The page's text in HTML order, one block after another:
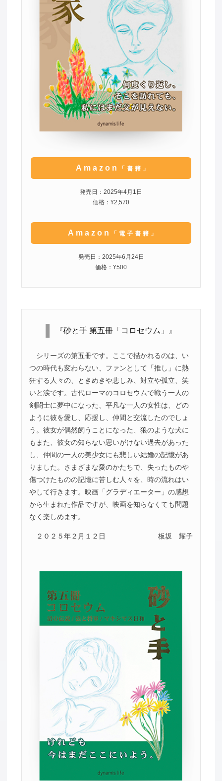
Amazon 「書籍」
発売日：2025年4月1日
価格：¥2,570
Amazon 「電子書籍」
発売日：2025年6月24日
価格：¥500
『砂と手 第五冊「コロセウム」』
シリーズの第五冊です。ここで描かれるのは、い
つの時代も変わらない、ファンとして「推し」に熱
狂する人々の、ときめきや悲しみ、対立や孤立、笑
いと涙です。古代ローマのコロセウムで戦う一人の
剣闘士に夢中になった、平凡な一人の女性は、どの
ように彼を愛し、応援し、仲間と交流したのでしょ
う。彼女が偶然飼うことになった、狼のような犬に
もまた、彼女の知らない思いがけない過去があった
し、仲間の一人の美少女にも悲しい結婚の記憶があ
りました。さまざまな愛のかたちで、失ったものや
傷つけたものの記憶に苦しむ人々を、時の流れはい
やして行きます。映画「グラディエーター」の感想
から生まれた作品ですが、映画を知らなくても問題
なく楽しめます。
２０２５年２月１２日 板坂 耀子